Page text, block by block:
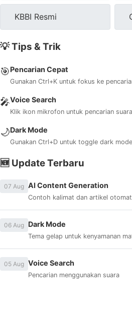
KBBI Resmi
💡 Tips & Trik
🎯Pencarian Cepat
Gunakan Ctrl+K untuk fokus ke
🎤Voice Search
Klik ikon mikrofon untuk pencarian suara
🌙Dark Mode
Gunakan Ctrl+D untuk toggle dark mode
🆕 Update Terbaru
07 Aug AI Content Generation
Contoh kalimat dan artikel
06 Aug Dark Mode
Tema gelap untuk kenyamanan
05 Aug Voice Search
Pencarian menggunakan suara